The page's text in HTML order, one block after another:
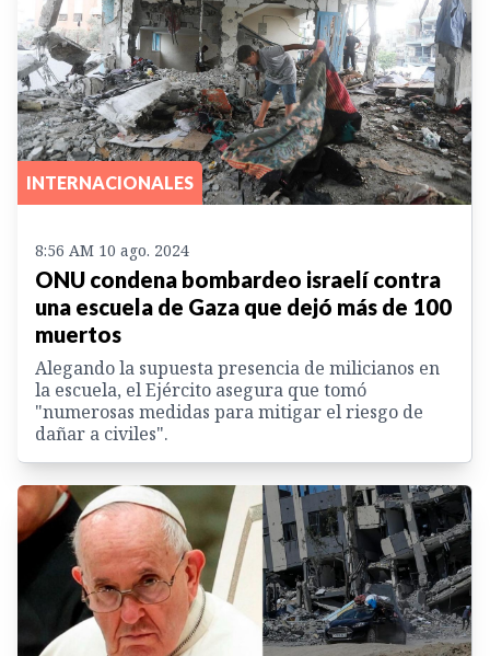
INTERNACIONALES
8:56 AM 10 ago. 2024
ONU condena bombardeo israelí contra
una escuela de Gaza que dejó más de 100
muertos
Alegando la supuesta presencia de milicianos en
la escuela, el Ejército asegura que tomó
"numerosas medidas para mitigar el riesgo de
dañar a civiles".